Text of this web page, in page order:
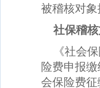
被稽核对
社保稽
《社会
险费申报
会保险费